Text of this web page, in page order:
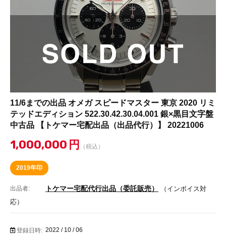
11/6までの出品 オメガ スピードマスター 東京 2020 リミ
テッドエディション 522.30.42.30.04.001 銀×黒目文字盤
中古品 【トケマー宅配出品（出品代行）】 20221006
1,000,000 円 （税込）
2019年印
出品者: トケマー宅配代行出品（委託販売）
（インボイス対
応）
登録日時: 2022 / 10 / 06